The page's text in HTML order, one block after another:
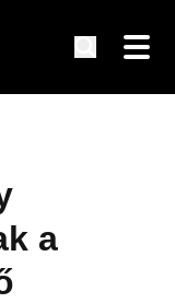
a